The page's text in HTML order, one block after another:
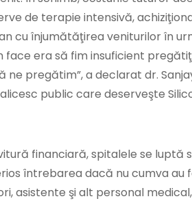
de terapie intensivă,
cu înjumătăţirea veniturilor în
era să fim insuficient
pregătim”, a declarat dr.
public care deserveşte
financiară, spitalele se
întrebarea dacă nu cumva
asistente şi alt personal